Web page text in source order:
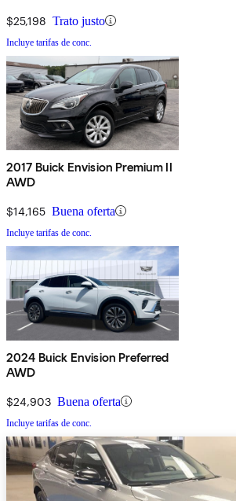
$25,198 Trato justo
Incluye tarifas de conc.
2017 Buick Envision Premium II
AWD
$14,165 Buena oferta
Incluye tarifas de conc.
2024 Buick Envision Preferred
AWD
$24,903 Buena oferta
Incluye tarifas de conc.